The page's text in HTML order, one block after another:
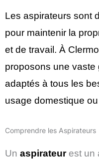
Les aspirateurs sont
pour maintenir la
et de travail. À
proposons une vaste
adaptés à tous les
usage domestique
Comprendre les Aspirateurs
Un aspirateur est un